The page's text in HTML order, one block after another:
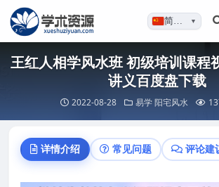
简体…▼
王红人相学风水班 初级培训课程
讲义百度盘下载
2022-08-28 易学阳宅风水
详情介绍 常见问题 评论建